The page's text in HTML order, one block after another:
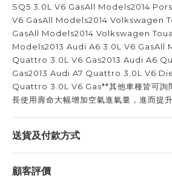
SQ5 3.0L V6 GasAll Models2014
V6 GasAll Models2014 Volkswagen
GasAll Models2014 Volkswagen
Models2013 Audi A6 3.0L V6 GasAll
Quattro 3.0L V6 Gas2013 Audi A6
Gas2013 Audi A7 Quattro 3.0L V6
Quattro 3.0L V6 Gas**其他車種皆可
長使用壽命大幅增加空氣進氣量，進而提
送貨及付款方式
顧客評價